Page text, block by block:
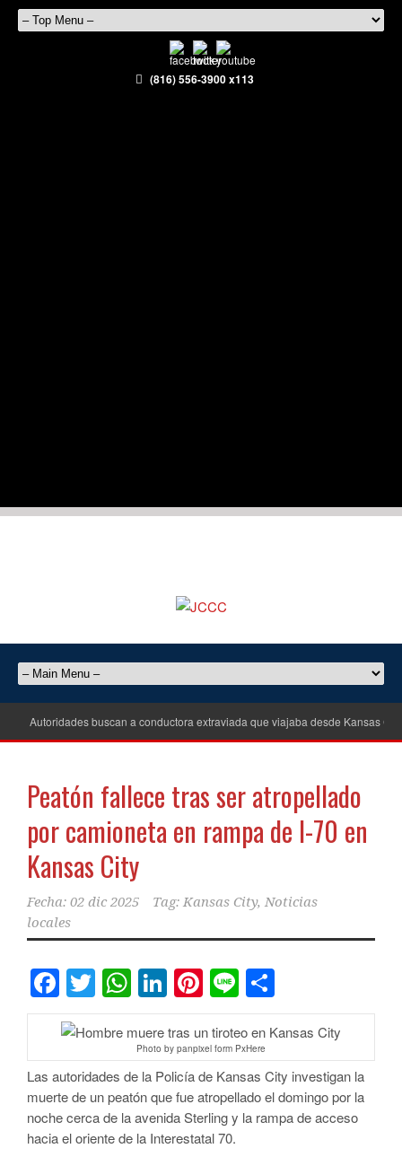
(816) 556-3900 x113
Autoridades buscan a conductora extraviada que viajaba desde Kansas City
Peatón fallece tras ser atropellado
por camioneta en rampa de I-70 en
Kansas City
Fecha: 02 dic 2025 Tag: Kansas City, Noticias
locales
Facebook
Twitter
WhatsApp
LinkedIn
Pinterest
Line
Photo by panpixel form PxHere
Las autoridades de la Policía de Kansas City investigan la
muerte de un peatón que fue atropellado el domingo por la
noche cerca de la avenida Sterling y la rampa de acceso
hacia el oriente de la Interestatal 70.